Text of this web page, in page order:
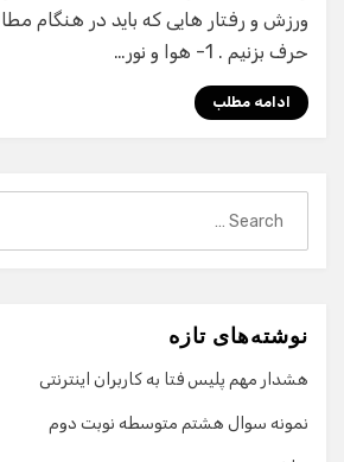
ورزش و رفتار هایی که باید در هنگام
حرف بزنیم . 1- هوا و نور…
ادامه مطلب
نوشته‌های تازه
هشدار مهم پلیس فتا به کاربران اینترنتی
نمونه سوال هشتم متوسطه نوبت دوم